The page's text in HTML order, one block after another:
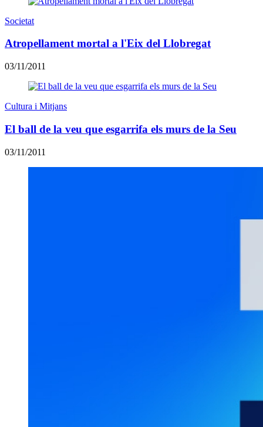
Societat
Atropellament mortal a l'Eix del Llobregat
03/11/2011
Cultura i Mitjans
El ball de la veu que esgarrifa els murs de la Seu
03/11/2011